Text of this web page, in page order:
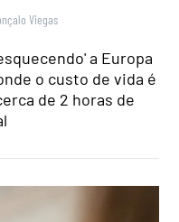
Viegas
a Europa
o custo de vida é
de 2 horas de